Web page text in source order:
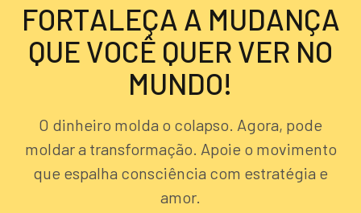
FORTALEÇA A MUDANÇA
QUE VOCÊ QUER VER NO
MUNDO!
O dinheiro molda o colapso. Agora, pode
moldar a transformação. Apoie o movimento
que espalha consciência com estratégia e
amor.